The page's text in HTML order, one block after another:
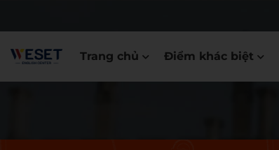
Trang chủ Điểm khác biệt